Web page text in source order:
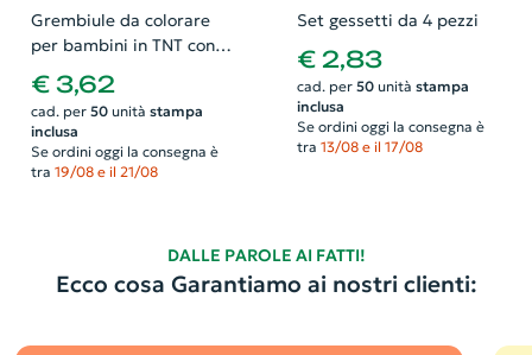
Grembiule da colorare
per bambini in TNT con
pennarelli
€ 3,62
cad. per 50unità stampa
inclusa
Se ordini oggi la consegna è
tra 19/08 e il 21/08
Set gessetti da 4 pezzi
€ 2,83
cad. per 50unità stampa
inclusa
Se ordini oggi la consegna è
tra 13/08 e il 17/08
DALLE PAROLE AI FATTI!
Ecco cosa Garantiamo ai nostri clienti: